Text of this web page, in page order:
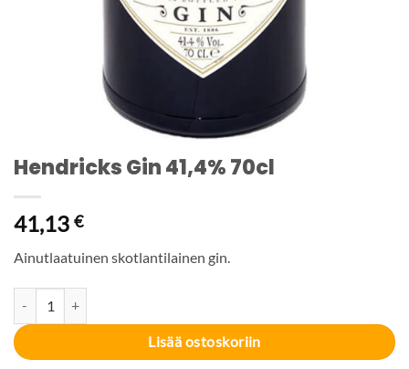
Hendricks Gin 41,4% 70cl
41,13 €
Ainutlaatuinen skotlantilainen gin.
Lisää ostoskoriin